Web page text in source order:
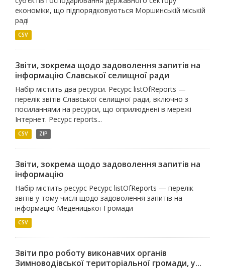
економіки, що підпорядковуються Моршинській міській
раді
CSV
Звіти, зокрема щодо задоволення запитів на
інформацію Славської селищної ради
Набір містить два ресурси. Ресурс listOfReports —
перелік звітів Славської селищної ради, включно з
посиланнями на ресурси, що оприлюднені в мережі
Інтернет. Ресурс reports...
CSV ZIP
Звіти, зокрема щодо задоволення запитів на
інформацію
Набір містить ресурс Ресурс listOfReports — перелік
звітів у тому числі щодо задоволення запитів на
інформацію Меденицької Громади
CSV
Звіти про роботу виконавчих органів
Зимноводівської територіальної громади, у...